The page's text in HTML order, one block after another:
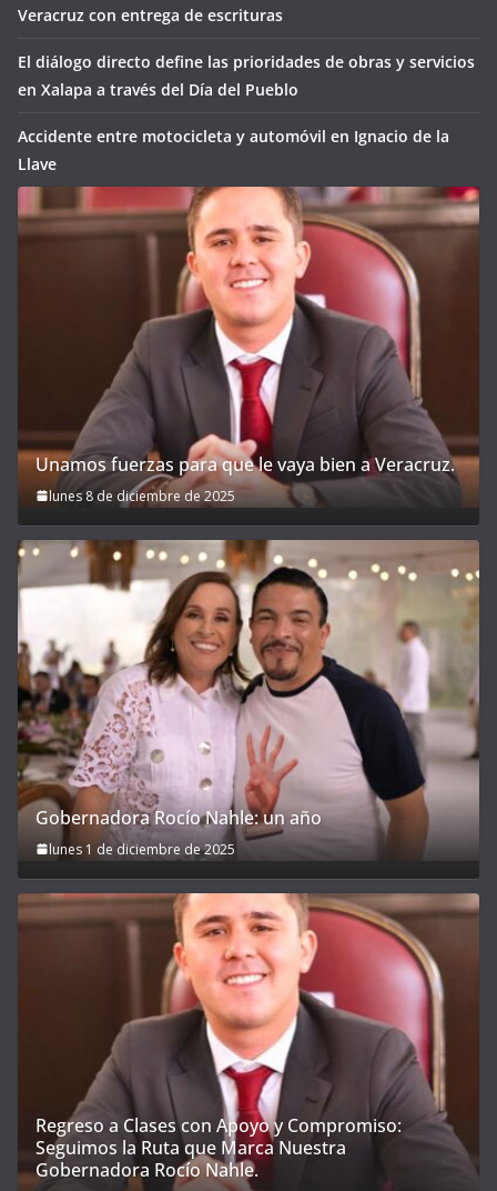
Veracruz con entrega de escrituras
El diálogo directo define las prioridades de obras y servicios
en Xalapa a través del Día del Pueblo
Accidente entre motocicleta y automóvil en Ignacio de la
Llave
Unamos fuerzas para que le vaya bien a Veracruz.
lunes 8 de diciembre de 2025
Gobernadora Rocío Nahle: un año
lunes 1 de diciembre de 2025
Regreso a Clases con Apoyo y Compromiso:
Seguimos la Ruta que Marca Nuestra
Gobernadora Rocío Nahle.